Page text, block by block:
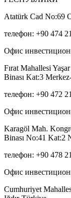
Atatürk Cad No:69
телефон: +90 474
Офис
Fırat Mahallesi
Binası Kat:3
телефон: +90 472
Офис
Karagöl Mah.
Binası No:41 Kat:2
телефон: +90 478
Офис
Cumhuriyet